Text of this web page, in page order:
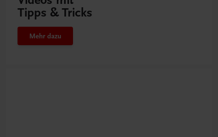
Tipps & Tricks
Mehr dazu